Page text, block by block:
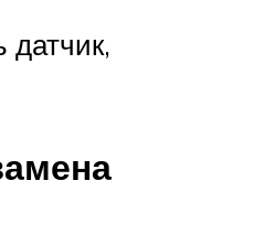
датчик,